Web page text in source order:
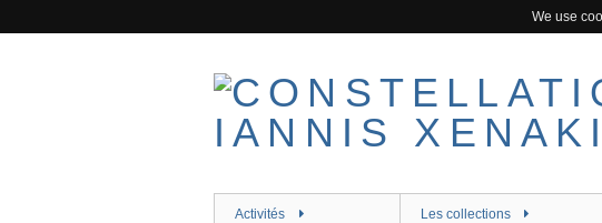
We use
Activités Les collections